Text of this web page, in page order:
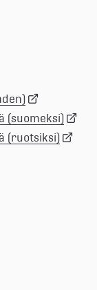
Länk
till
(suomeksi) Länk
(ruotsiksi) Länk